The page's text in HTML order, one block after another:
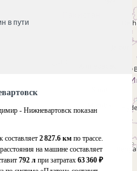
в пути
- Нижневартовск показан
составляет 2 827.6 км по трассе.
на машине составляет
792 л при затратах 63 360 ₽